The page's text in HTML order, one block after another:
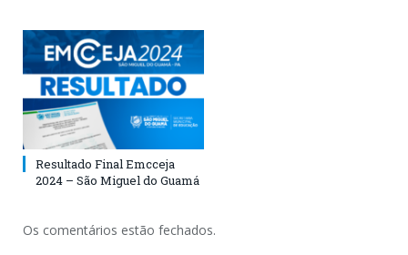
Resultado Final Emcceja
2024 – São Miguel do Guamá
Os comentários estão fechados.